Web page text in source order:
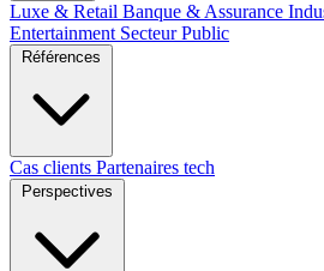
Luxe & Retail Banque & Assurance
Entertainment Secteur Public
Références
Cas clients Partenaires tech
Perspectives